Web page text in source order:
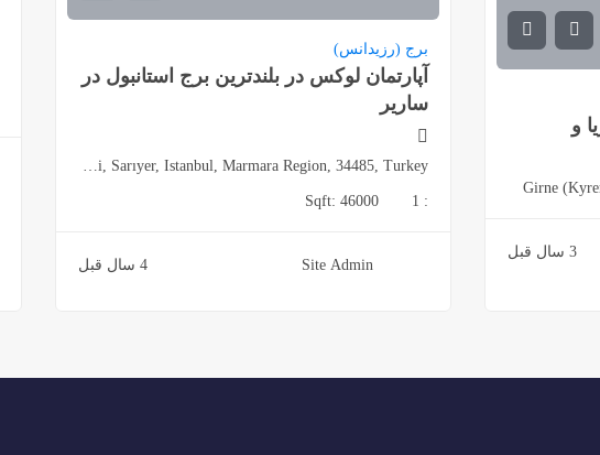
و
Girne
3 سال قبل
برج (رزیدانس)
آپارتمان لوکس در بلندترین برج استانبول در
ساریر
Huzur Mahallesi, Sarıyer, Istanbul, Marmara Region, 34485, Turkey
:
1
Sqft:46000
Site Admin 4 سال قبل